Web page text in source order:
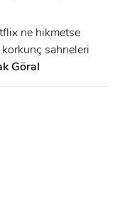
ne hikmetse
korkunç sahneleri
Göral